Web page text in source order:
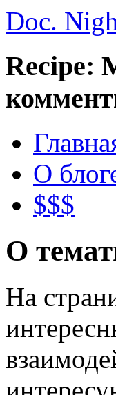
Doc.
Recipe:
О
$$$
О
На